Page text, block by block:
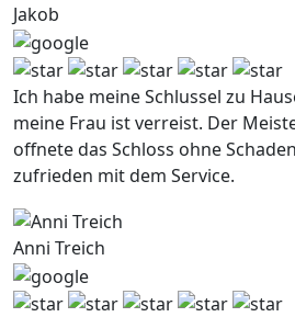
Jakob
Ich habe meine Schlussel zu
meine Frau ist verreist. Der
offnete das Schloss ohne
zufrieden mit dem Service.
Anni Treich